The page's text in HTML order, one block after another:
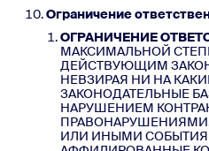
Ограничение
ОГРАНИЧЕНИЕ
МАКСИМАЛЬНОЙ
ДЕЙСТВУЮЩИМ
НЕВЗИРАЯ НИ НА
ЗАКОНОДАТЕЛЬНЫЕ
НАРУШЕНИЕМ
ИЛИ ИНЫМИ